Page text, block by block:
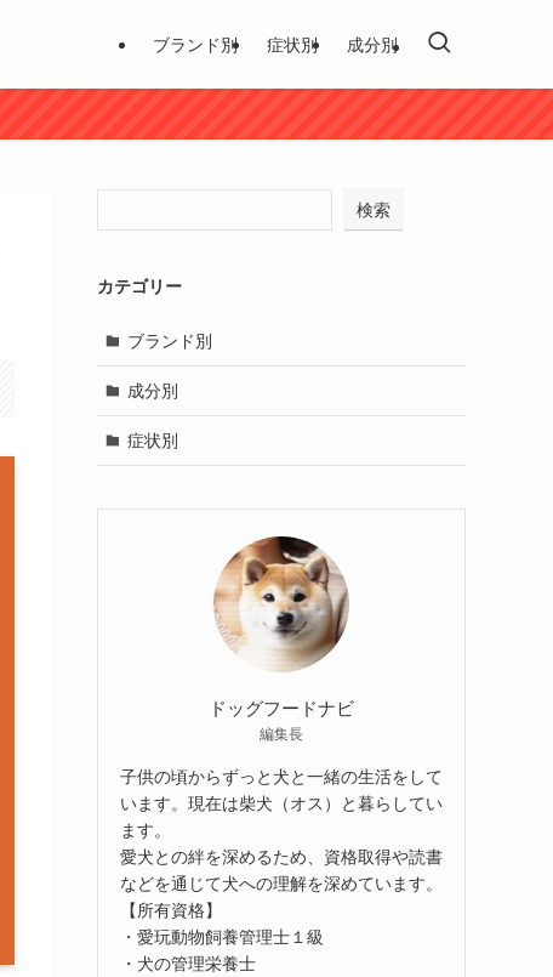
ブランド別 症状別 成分別
検索
カテゴリー
ブランド別
成分別
症状別
ドッグフードナビ
編集長
子供の頃からずっと犬と一緒の生活をして
います。現在は柴犬（オス）と暮らしてい
ます。
愛犬との絆を深めるため、資格取得や読書
などを通じて犬への理解を深めています。
【所有資格】
・愛玩動物飼養管理士１級
・犬の管理栄養士